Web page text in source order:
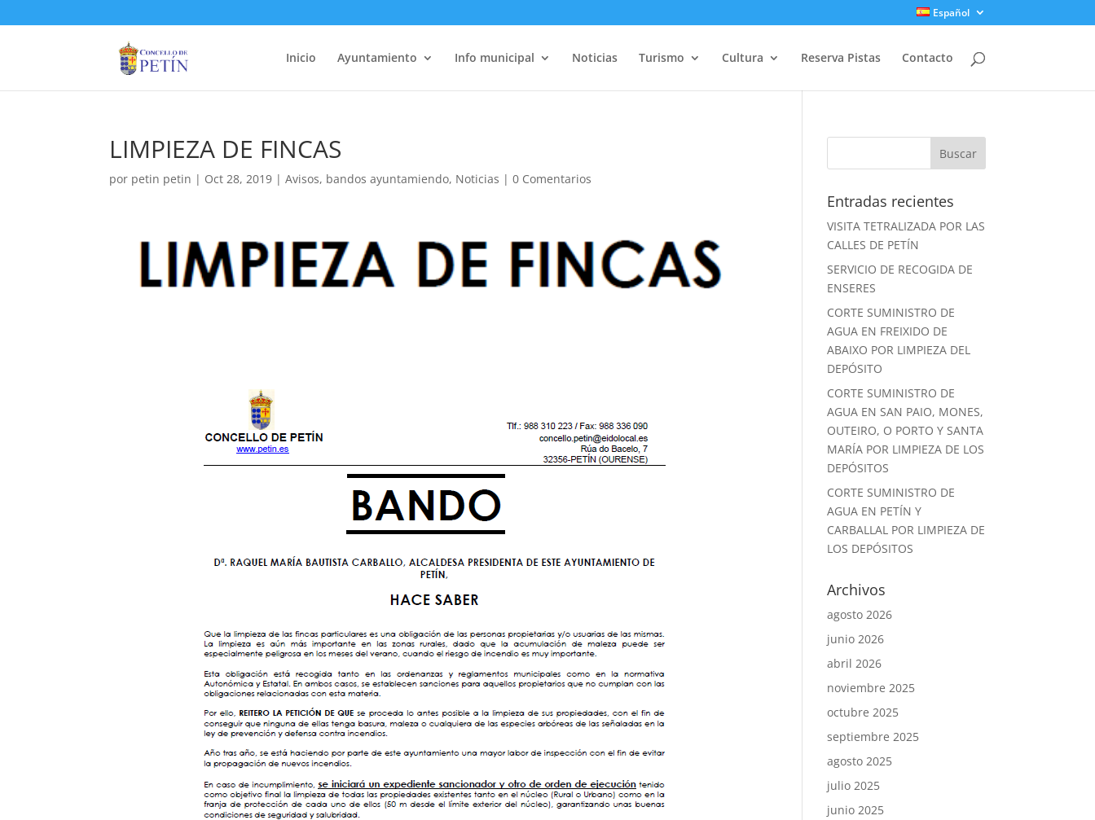
Español
Inicio Ayuntamiento Info municipal Noticias Turismo Cultura Reserva Pistas Contacto
LIMPIEZA DE FINCAS
por petin petin | Oct 28, 2019 |Avisos, bandos ayuntamiendo, Noticias |0 Comentarios
Entradas recientes
VISITA TETRALIZADA POR LAS
CALLES DE PETÍN
SERVICIO DE RECOGIDA DE
ENSERES
CORTE SUMINISTRO DE
AGUA EN FREIXIDO DE
ABAIXO POR LIMPIEZA DEL
DEPÓSITO
CORTE SUMINISTRO DE
AGUA EN SAN PAIO, MONES,
OUTEIRO, O PORTO Y SANTA
MARÍA POR LIMPIEZA DE LOS
DEPÓSITOS
CORTE SUMINISTRO DE
AGUA EN PETÍN Y
CARBALLAL POR LIMPIEZA DE
LOS DEPÓSITOS
Archivos
agosto 2026
junio 2026
abril 2026
noviembre 2025
octubre 2025
septiembre 2025
agosto 2025
julio 2025
junio 2025